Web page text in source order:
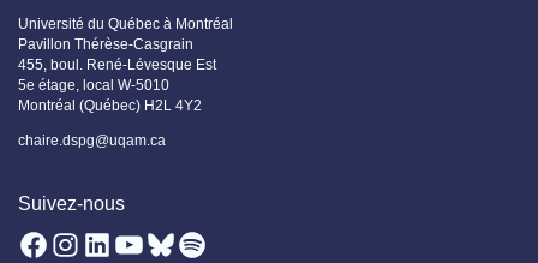
Université du Québec à Montréal
Pavillon Thérèse-Casgrain
455, boul. René-Lévesque Est
5e étage, local W-5010
Montréal (Québec) H2L 4Y2
chaire.dspg@uqam.ca
Suivez-nous
Facebook
Instagram
LinkedIn
YouTube
Bluesky
Spotify